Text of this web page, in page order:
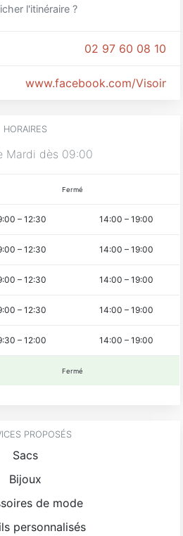
l'itinéraire ?
02 97 60 08 10
www.facebook.com/
HORAIRES
Mardi dès 09:00
Fermé
– 12:30 14:00 – 19:00
– 12:30 14:00 – 19:00
– 12:30 14:00 – 19:00
– 12:30 14:00 – 19:00
– 12:00 14:00 – 19:00
Fermé
PROPOSÉS
Sacs
Bijoux
de mode
personnalisés